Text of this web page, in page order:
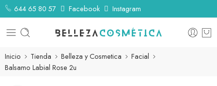
644 65 80 57 Facebook Instagram
Inicio Tienda Belleza y Cosmetica
Facial
Balsamo Labial Rose 2u